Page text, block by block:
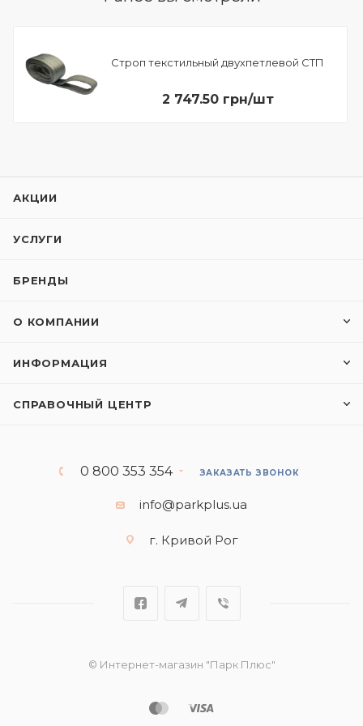
Строп текстильный двухпетлевой СТП
2 747.50 грн/шт
АКЦИИ
УСЛУГИ
БРЕНДЫ
О КОМПАНИИ
ИНФОРМАЦИЯ
СПРАВОЧНЫЙ ЦЕНТР
0 800 353 354 ЗАКАЗАТЬ ЗВОНОК
info@parkplus.ua
г. Кривой Рог
© Интернет-магазин "Парк Плюс"